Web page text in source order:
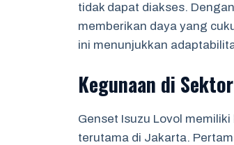
tidak dapat diakses.
memberikan daya yang
ini menunjukkan
Kegunaan di
Genset Isuzu Lovol
terutama di Jakarta.